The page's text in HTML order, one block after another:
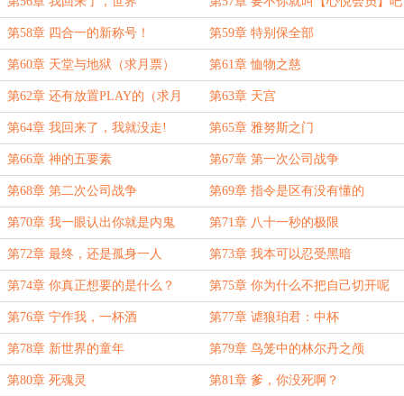
第58章 四合一的新称号！ 第59章 特别保全部
第60章 天堂与地狱（求月票） 第61章 恤物之慈
第62章 还有放置PLAY的（求月
票）
第63章 天宫
第64章 我回来了，我就没走! 第65章 雅努斯之门
第66章 神的五要素 第67章 第一次公司战争
第68章 第二次公司战争 第69章 指令是区有没有懂的
第70章 我一眼认出你就是内鬼 第71章 八十一秒的极限
第72章 最终，还是孤身一人 第73章 我本可以忍受黑暗
第74章 你真正想要的是什么？ 第75章 你为什么不把自己切开呢
第76章 宁作我，一杯酒 第77章 谑狼珀君：中杯
第78章 新世界的童年 第79章 鸟笼中的林尔丹之颅
第80章 死魂灵 第81章 爹，你没死啊？